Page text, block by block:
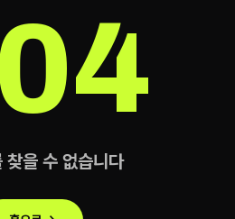
찾을 수 없습니다